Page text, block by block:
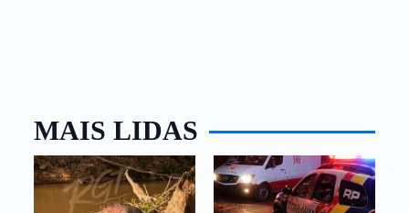
MAIS LIDAS